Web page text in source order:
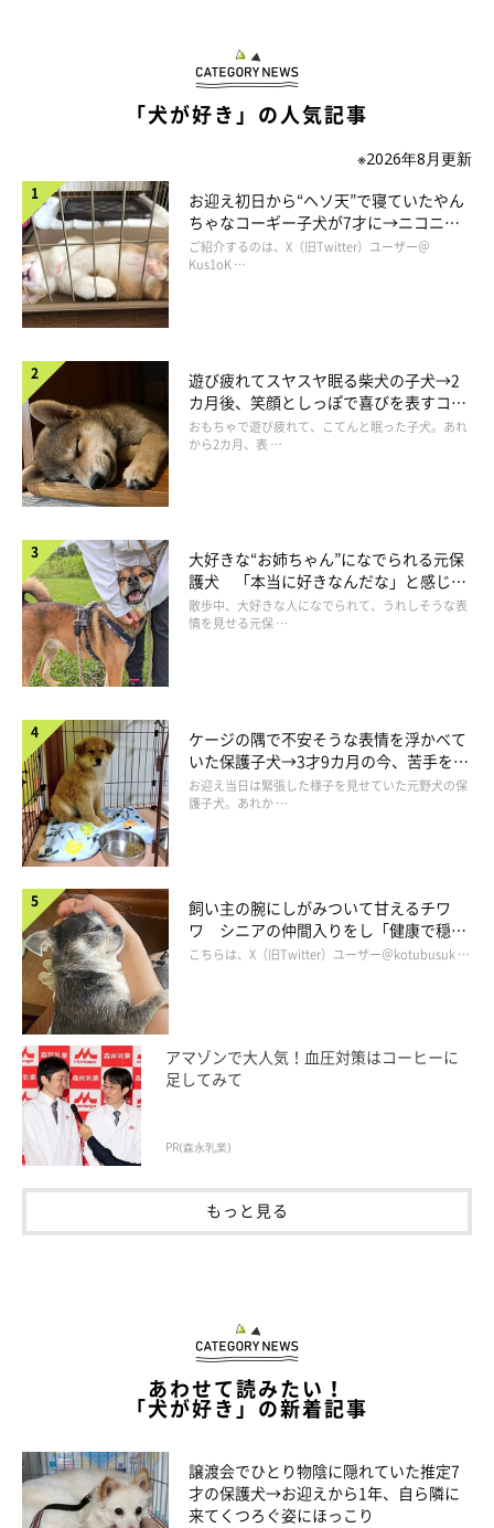
「我が家の順位はお父さんが一番なので、よたみつは
みたいな感じだったと思います。
くりはおそらく、『お父さんと一緒にいれば安全だ』と考えてい
たと思います。くりだけだったら、みつきがソファから追い出し
にかかっていると思うので（笑）」
（写真左から）秋田犬・みつきちゃん、猫・くりくん
ちなみに飼い主さんの家には現在、秋田犬のよたろうくんとみつ
きちゃん、猫のセディアくんとくりくんがいます。
犬と猫たちの関係性は
象」とのことですが、昨年に猫のランサーちゃんが亡くなってか
ら、みつきちゃんがくりちゃんにちょっかいを出すようになった
のだとか。
飼い主さんは、そのようなやりとりを微笑ましく思いながら見守
「犬が好き」の人気記事
※2026年8月更新
お迎え初日から“ヘソ天”で寝ていたやん
ちゃなコーギー子犬が7才に→ニコニ
コ“コーギースマイル”が魅力のコに成
長！
ご紹介するのは、X（旧Twitter）ユーザー＠
Kus1oK …
遊び疲れてスヤスヤ眠る柴犬の子犬→2
カ月後、笑顔としっぽで喜びを表すコに
成長！
おもちゃで遊び疲れて、こてんと眠った子犬。あれ
から2カ月、表 …
大好きな“お姉ちゃん”になでられる元保
護犬 「本当に好きなんだな」と感じる
表情にほっこり
散歩中、大好きな人になでられて、うれしそうな表
情を見せる元保 …
ケージの隅で不安そうな表情を浮かべて
いた保護子犬→3才9カ月の今、苦手を克
服し頼もしいコに成長！
お迎え当日は緊張した様子を見せていた元野犬の保
護子犬。あれか …
飼い主の腕にしがみついて甘えるチワ
ワ シニアの仲間入りをし「健康で穏や
かな暮らしが続いてほしい」と願う
こちらは、X（旧Twitter）ユーザー＠kotubusuk …
アマゾンで大人気！血圧対策はコーヒーに
足してみて
PR(森永乳業)
もっと見る
あわせて読みたい！
「犬が好き」の新着記事
譲渡会でひとり物陰に隠れていた推定7
才の保護犬→お迎えから1年、自ら隣に
来てくつろぐ姿にほっこり